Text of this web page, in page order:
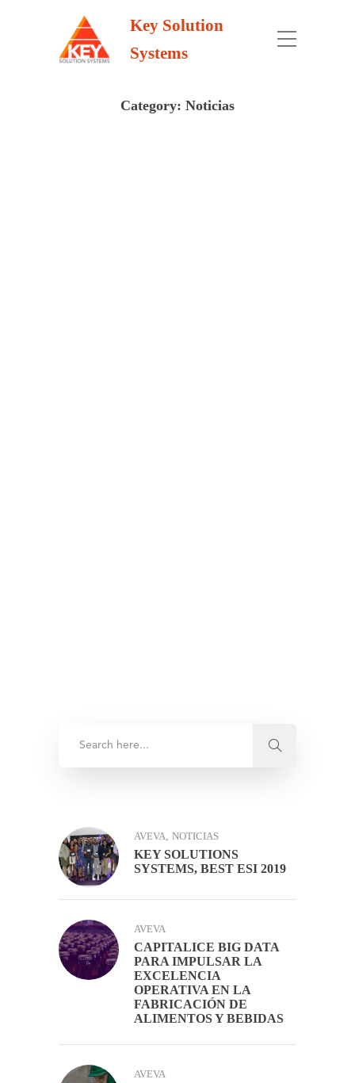
Key Solution
Systems
Category: Noticias
AVEVA NOTICIAS
KEY SOLUTIONS
SYSTEMS, BEST ESI 2019
AVEVA
CAPITALICE BIG DATA
PARA IMPULSAR LA
EXCELENCIA
OPERATIVA EN LA
FABRICACIÓN DE
ALIMENTOS Y BEBIDAS
AVEVA